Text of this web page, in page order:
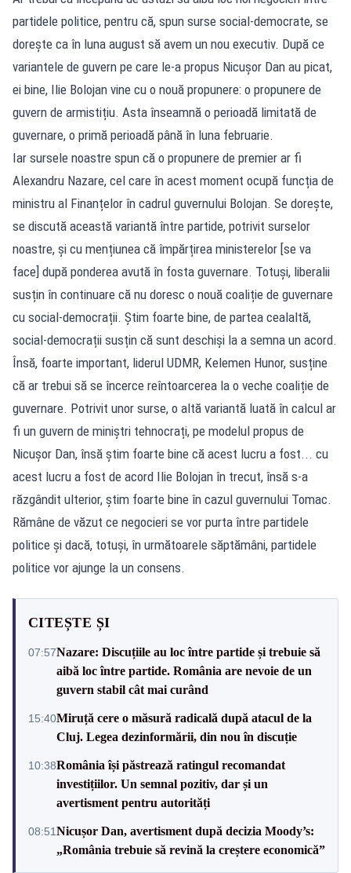
partidele politice, pentru că, spun surse social-democrate, se
dorește ca în luna august să avem un nou executiv. După ce
variantele de guvern pe care le-a propus Nicușor Dan au picat,
ei bine, Ilie Bolojan vine cu o nouă propunere: o propunere de
guvern de armistițiu. Asta înseamnă o perioadă limitată de
guvernare, o primă perioadă până în luna februarie.
Iar sursele noastre spun că o propunere de premier ar fi
Alexandru Nazare, cel care în acest moment ocupă funcția de
ministru al Finanțelor în cadrul guvernului Bolojan. Se dorește,
se discută această variantă între partide, potrivit surselor
noastre, și cu mențiunea că împărțirea ministerelor [se va
face] după ponderea avută în fosta guvernare. Totuși, liberalii
susțin în continuare că nu doresc o nouă coaliție de guvernare
cu social-democrații. Știm foarte bine, de partea cealaltă,
social-democrații susțin că sunt deschiși la a semna un acord.
Însă, foarte important, liderul UDMR, Kelemen Hunor, susține
că ar trebui să se încerce reîntoarcerea la o veche coaliție de
guvernare. Potrivit unor surse, o altă variantă luată în calcul ar
fi un guvern de miniștri tehnocrați, pe modelul propus de
Nicușor Dan, însă știm foarte bine că acest lucru a fost... cu
acest lucru a fost de acord Ilie Bolojan în trecut, însă s-a
răzgândit ulterior, știm foarte bine în cazul guvernului Tomac.
Rămâne de văzut ce negocieri se vor purta între partidele
politice și dacă, totuși, în următoarele săptămâni, partidele
politice vor ajunge la un consens.
CITEȘTE ȘI
07:57Nazare: Discuțiile au loc între partide și trebuie să
aibă loc între partide. România are nevoie de un
guvern stabil cât mai curând
15:40Miruță cere o măsură radicală după atacul de la
Cluj. Legea dezinformării, din nou în discuție
10:38România își păstrează ratingul recomandat
investițiilor. Un semnal pozitiv, dar și un
avertisment pentru autorități
08:51Nicușor Dan, avertisment după decizia Moody’s:
„România trebuie să revină la creștere economică”